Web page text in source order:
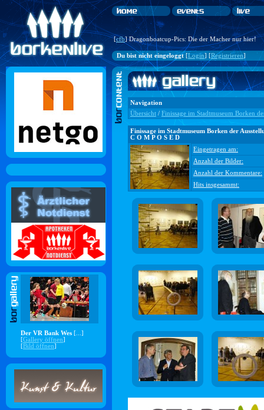
[cfb] Dragonboatcup-Pics: Die der Macher nur hier!
Du bist nicht eingeloggt[Login] [Registrieren]
Der VR Bank Wes [...]
[Gallery öffnen]
[Bild öffnen]
Navigation
Übersicht / Finissage im Stadtmuseum Borken
Finissage im Stadtmuseum Borken der
C O M P O S E D
Eingetragen am:
Anzahl der Bilder:
Anzahl der Kommentare:
Hits insgesammt: